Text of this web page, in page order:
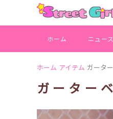
ホーム ニュース
ホーム アイテム ガータ
ガーター